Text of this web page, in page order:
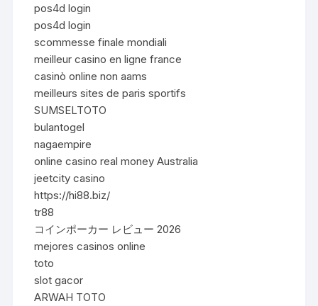
pos4d login
pos4d login
scommesse finale mondiali
meilleur casino en ligne france
casinò online non aams
meilleurs sites de paris sportifs
SUMSELTOTO
bulantogel
nagaempire
online casino real money Australia
jeetcity casino
https://hi88.biz/
tr88
コインポーカー レビュー 2026
mejores casinos online
toto
slot gacor
ARWAH TOTO